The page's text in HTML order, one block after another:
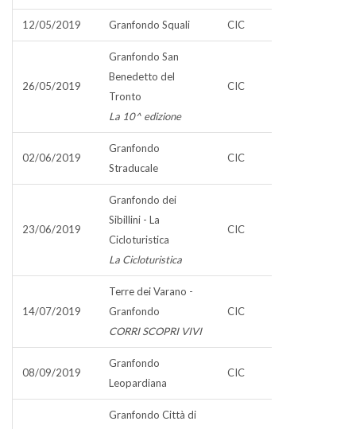
12/05/2019 Granfondo Squali CIC
26/05/2019
Granfondo San
Benedetto del
Tronto
La 10^ edizione
CIC
02/06/2019
Granfondo
Straducale
CIC
23/06/2019
Granfondo dei
Sibillini - La
Cicloturistica
La Cicloturistica
CIC
14/07/2019
Terre dei Varano -
Granfondo
CORRI SCOPRI VIVI
CIC
08/09/2019
Granfondo
Leopardiana
CIC
Granfondo Città di